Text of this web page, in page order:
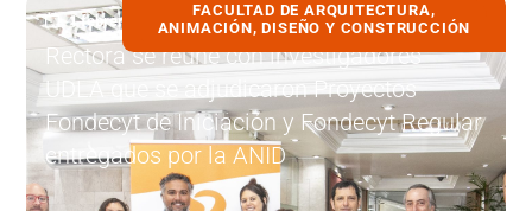
FACULTAD DE ARQUITECTURA,
ANIMACIÓN, DISEÑO Y CONSTRUCCIÓN
1 febrero, 2023
Rectora se reúne con investigadores
UDLA que se adjudicaron Proyectos
Fondecyt de Iniciación y Fondecyt Regular
entregados por la ANID